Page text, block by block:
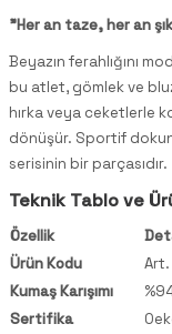
"Her an taze, her an
Beyazın ferahlığını
bu atlet, gömlek ve
hırka veya ceketlerle
dönüşür. Sportif
serisinin bir parçasıdır.
Teknik Tablo ve
Özellik
Ürün Kodu
Art.
Kumaş Karışımı
Sertifika